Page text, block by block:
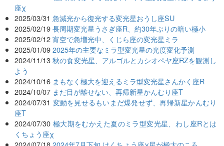
座χ
2025/03/31 急減光から復光する変光星おうし座SU
2025/02/19 長周期変光星うさぎ座R、約30年ぶりの暗い極小
2025/02/12 宵空で急増光中、くじら座の変光星ミラ
2025/01/09 2025年の主要なミラ型変光星の光度変化予測
2024/11/13 秋の食変光星、アルゴルとカシオペヤ座RZを観測し
よう
2024/10/16 まもなく極大を迎えるミラ型変光星さんかく座R
2024/10/07 まだ目が離せない、再帰新星かんむり座T
2024/07/31 変動を見せるもいまだ爆発せず、再帰新星かんむり
座T
2024/07/30 極大期をむかえた夏のミラ型変光星、わし座Rとは
くちょう座χ